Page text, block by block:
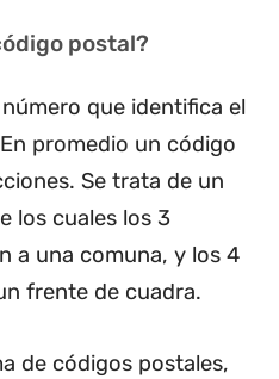
postal?
que identifica el
promedio un código
Se trata de un
los cuales los 3
a una comuna, y los 4
frente de cuadra.
de códigos postales,